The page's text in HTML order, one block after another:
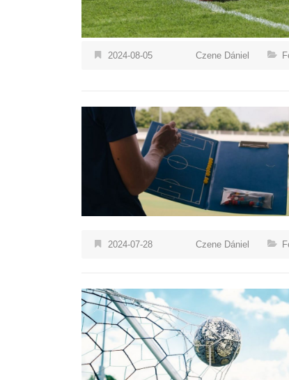
2024-08-05 Czene Dániel
2024-07-28 Czene Dániel